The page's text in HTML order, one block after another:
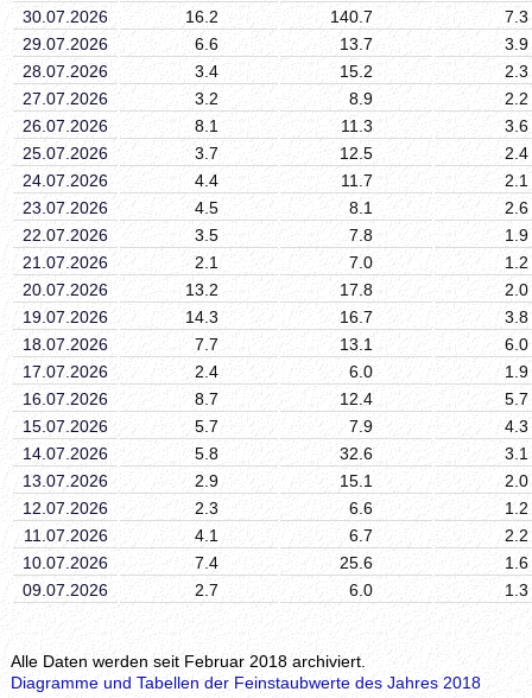
30.07.2026
16.2 140.7
7.3
29.07.2026
6.6 13.7
3.9
28.07.2026
3.4 15.2
2.3
27.07.2026
3.2 8.9
2.2
26.07.2026
8.1 11.3
3.6
25.07.2026
3.7 12.5
2.4
24.07.2026
4.4 11.7
2.1
23.07.2026
4.5 8.1
2.6
22.07.2026
3.5 7.8
1.9
21.07.2026
2.1 7.0
1.2
20.07.2026
13.2 17.8
2.0
19.07.2026
14.3 16.7
3.8
18.07.2026
7.7 13.1
6.0
17.07.2026
2.4 6.0
1.9
16.07.2026
8.7 12.4
5.7
15.07.2026
5.7 7.9
4.3
14.07.2026
5.8 32.6
3.1
13.07.2026
2.9 15.1
2.0
12.07.2026
2.3 6.6
1.2
11.07.2026
4.1 6.7
2.2
10.07.2026
7.4 25.6
1.6
09.07.2026
2.7 6.0 1.3
Alle Daten werden seit Februar 2018 archiviert.
Diagramme und Tabellen der Feinstaubwerte des Jahres 2018